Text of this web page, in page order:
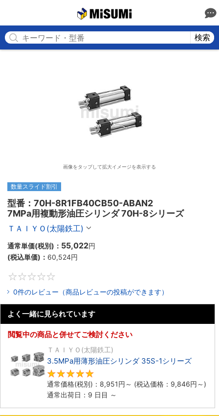
検索
画像をタップして拡大イメージを表示する
数量スライド割引
型番：70H-8R1FB40CB50-ABAN2
7MPa用複動形油圧シリンダ 70H-8シリーズ
ＴＡＩＹＯ(太陽鉄工)
通常単価(税別)： 55,022円
(税込単価)： 60,524円
0件のレビュー（商品レビューの投稿ができます）
よく一緒に見られています
閲覧中の商品と併せてご検討ください
ＴＡＩＹＯ(太陽鉄工)
3.5MPa用薄形油圧シリンダ 35S-1シリーズ
通常価格(税別)： 8,951円 ～ (税込価格： 9,846円 ～)
通常出荷日：9 日目 ～